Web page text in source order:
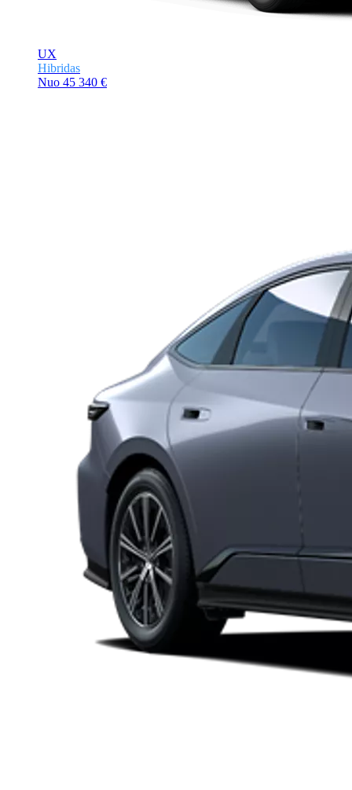
UX
Hibridas
Nuo 45 340 €